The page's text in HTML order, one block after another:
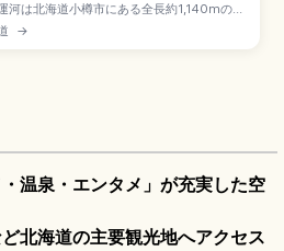
河は北海道小樽市にある全長約1,140mの運
1923年(大正12年)完成の北海道貿易港のシ
ル。倉庫群とガス灯63基の散策路が人気のレ
→
温泉・エンタメ」が充実した空
北海道の主要観光地へアクセス